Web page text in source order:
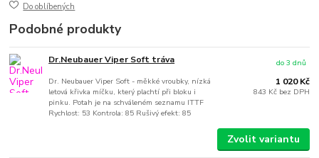
Do oblíbených
Podobné produkty
Dr.Neubauer Viper Soft tráva
Dr. Neubauer Viper Soft - měkké vroubky, nízká
letová křivka míčku, který plachtí při bloku i
pinku. Potah je na schváleném seznamu ITTF
Rychlost: 53 Kontrola: 85 Rušivý efekt: 85
1 020 Kč
843 Kč bez DPH
do 3 dnů
Zvolit variantu